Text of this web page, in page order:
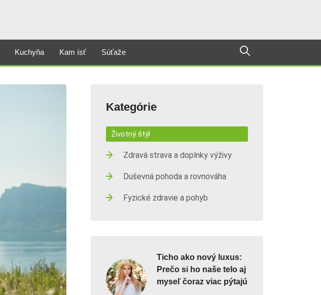
Kuchyňa Kam ísť Súťaže
Kategórie
Životný štýl
Zdravá strava a doplnky výživy
Duševná pohoda a rovnováha
Fyzické zdravie a pohyb
Ticho ako nový luxus:
Prečo si ho naše telo aj
myseľ čoraz viac pýtajú